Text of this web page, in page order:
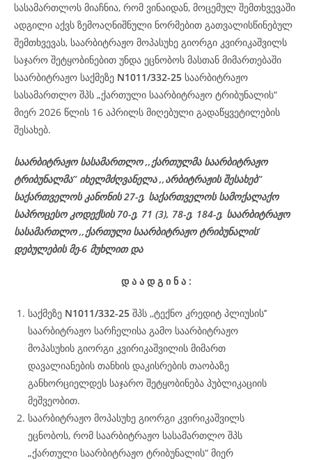
სასამართლოს მიაჩნია, რომ ვინაიდან, მოცემულ შემთხვევაში
ადგილი აქვს ზემოაღნიშნული ნორმებით გათვალისწინებულ
შემთხვევას, საარბიტრაჟო მოპასუხე გიორგი კვირიკაშვილს
საჯარო შეტყობინებით უნდა ეცნობოს მასთან მიმართებაში
საარბიტრაჟო საქმეზე N1011/332-25 საარბიტრაჟო
სასამართლო შპს „ქართული საარბიტრაჟო ტრიბუნალის“
მიერ 2026 წლის 16 აპრილს მიღებული გადაწყვეტილების
შესახებ.
საარბიტრაჟო სასამართლო ,,ქართულმა საარბიტრაჟო
ტრიბუნალმა’’ იხელმძღვანელა ,,არბიტრაჟის შესახებ’’
საქართველოს კანონის 27-ე, საქართველოს სამოქალაქო
საპროცესო კოდექსის 70-ე, 71 (3), 78-ე, 184-ე, საარბიტრაჟო
სასამართლო ,,ქართული საარბიტრაჟო ტრიბუნალის’
დებულების მე-6 მუხლით და
დ ა ა დ გ ი ნ ა :
საქმეზე N1011/332-25 შპს ,,ტექნო კრედიტ პლიუსის’’
საარბიტრაჟო სარჩელისა გამო საარბიტრაჟო
მოპასუხის გიორგი კვირიკაშვილის მიმართ
დავალიანების თანხის დაკისრების თაობაზე
განხორციელდეს საჯარო შეტყობინება პუბლიკაციის
მეშვეობით.
საარბიტრაჟო მოპასუხე გიორგი კვირიკაშვილს
ეცნობოს, რომ საარბიტრაჟო სასამართლო შპს
„ქართული საარბიტრაჟო ტრიბუნალის“ მიერ